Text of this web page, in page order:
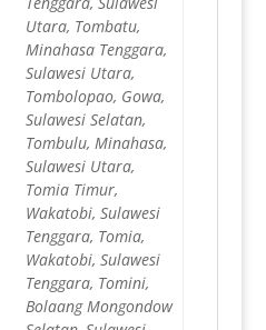
Utara, Tombatu,
Minahasa Tenggara,
Sulawesi Utara,
Tombolopao, Gowa,
Sulawesi Selatan,
Tombulu, Minahasa,
Sulawesi Utara,
Tomia Timur,
Wakatobi, Sulawesi
Tenggara, Tomia,
Wakatobi, Sulawesi
Tenggara, Tomini,
Bolaang Mongondow